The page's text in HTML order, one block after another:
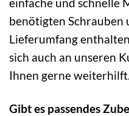
benötigten Schrauben
Lieferumfang
sich auch an unseren
Ihnen gerne weiterhilft.
Gibt es passendes